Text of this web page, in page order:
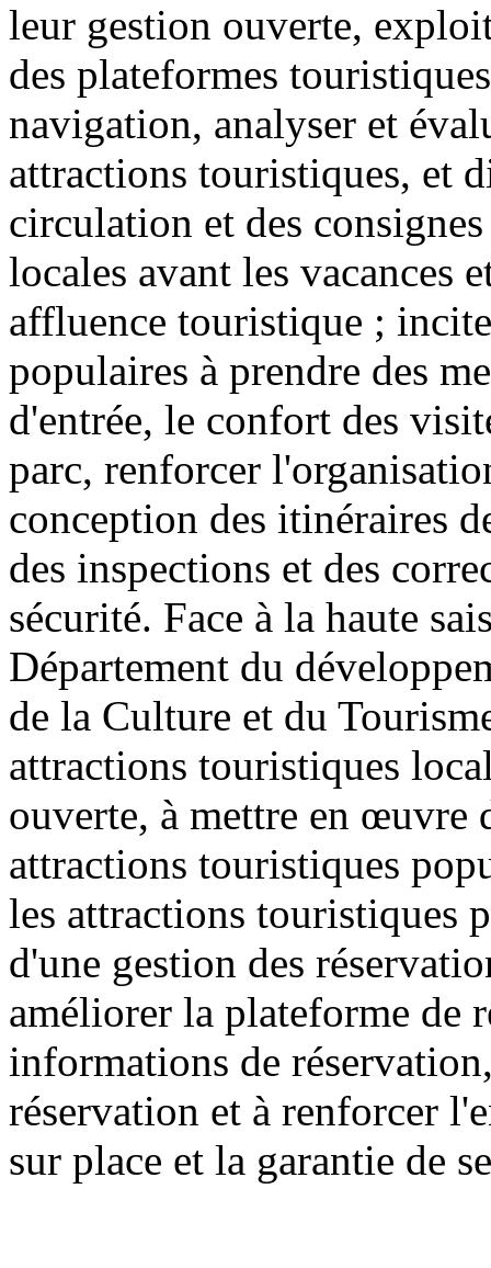
leur gestion ouverte,
des plateformes
navigation, analyser et
attractions touristiques, et
circulation et des
locales avant les vacances
affluence touristique ;
populaires à prendre des
d'entrée, le confort des
parc, renforcer
conception des itinéraires
des inspections et des
sécurité. Face à la haute
Département du
de la Culture et du
attractions touristiques
ouverte, à mettre en œuvre
attractions touristiques
les attractions touristiques
d'une gestion des
améliorer la plateforme de
informations de
réservation et à renforcer
sur place et la garantie de